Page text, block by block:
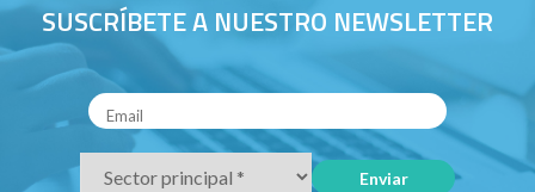
SUSCRÍBETE A NUESTRO NEWSLETTER